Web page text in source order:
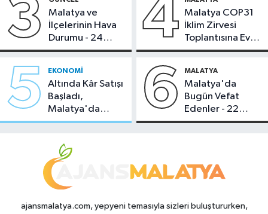
3
Malatya ve
İlçelerinin Hava
Durumu - 24
Temmuz 2026
4 Malatya COP31
İklim Zirvesi
Toplantısına Ev
Sahipliği Yaptı
5 EKONOMI
Altında Kâr Satışı
Başladı,
Malatya'da
Makas Ne
6 MALATYA
Malatya'da
Bugün Vefat
Edenler - 22
Temmuz 2026
ajansmalatya.com, yepyeni temasıyla sizleri buluştururken,